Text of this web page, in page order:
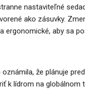
nastaviteľné
ako zásuvky.
ergonomické, aby sa
že plánuje
k lídrom na